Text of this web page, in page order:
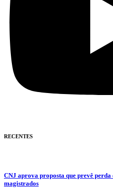
RECENTES
CNJ aprova proposta que prevê
magistrados